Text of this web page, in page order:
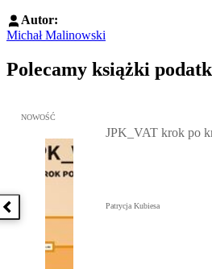
Autor:
Michał Malinowski
Polecamy książki
Poprzednia książka
Przejdź do: JPK_VAT krok po kroku
NOWOŚĆ
JPK_VAT krok po
Patrycja Kubiesa